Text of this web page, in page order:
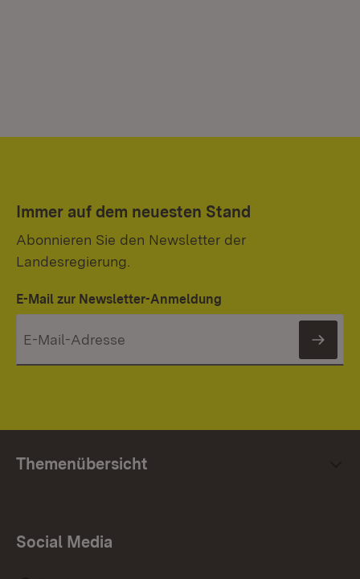
Immer auf dem neuesten Stand
Abonnieren Sie den Newsletter der
Landesregierung.
E-Mail zur Newsletter-Anmeldung
Themenübersicht
Social Media